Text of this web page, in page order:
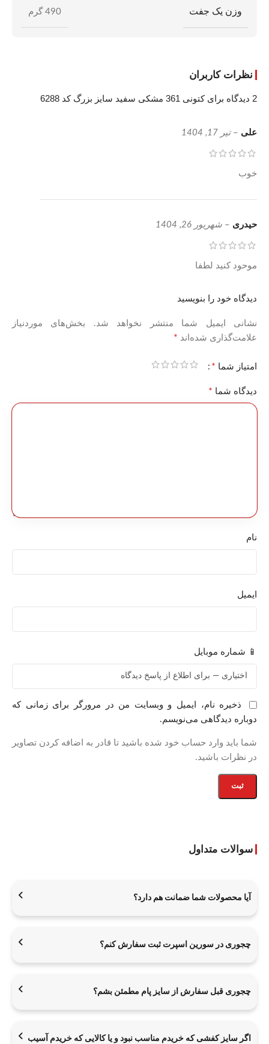
وزن یک جفت 490 گرم
نظرات کاربران
2 دیدگاه برای کتونی 361 مشکی سفید سایز بزرگ کد 6288
علی – تیر 17, 1404
خوب
حیدری – شهریور 26, 1404
موحود کنید لطفا
دیدگاه خود را بنویسید
نشانی ایمیل شما منتشر نخواهد شد.
بخش‌های موردنیاز
علامت‌گذاری شده‌اند *
امتیاز شما *
دیدگاه شما *
نام
ایمیل
📱 شماره موبایل
ذخیره نام، ایمیل و وبسایت من در مرورگر برای زمانی که
دوباره دیدگاهی می‌نویسم.
شما باید وارد حساب خود شده باشید تا قادر به اضافه کردن تصاویر
در نظرات باشید.
سوالات متداول
آیا محصولات شما ضمانت هم دارد؟
چجوری در سورین اسپرت ثبت سفارش کنم؟
چجوری قبل سفارش از سایز پام مطمئن بشم؟
اگر سایز کفشی که خریدم مناسب نبود و یا کالایی که خریدم آسیب